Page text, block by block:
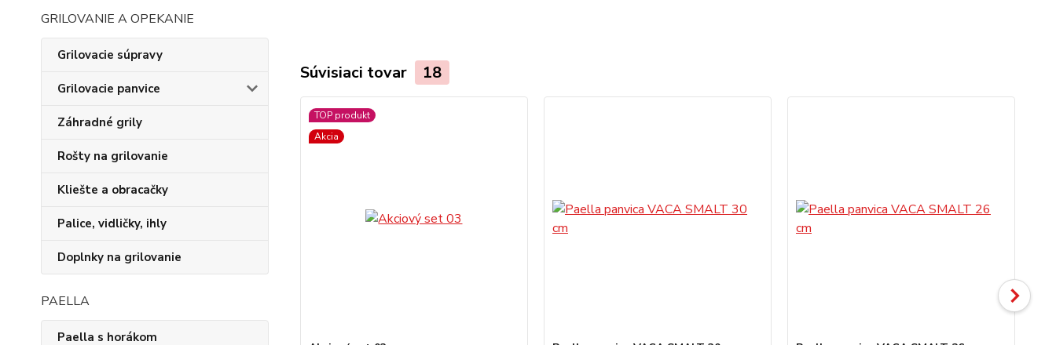
GRILOVANIE A OPEKANIE
Grilovacie súpravy
Grilovacie panvice
Záhradné grily
Rošty na grilovanie
Kliešte a obracačky
Palice, vidličky, ihly
Doplnky na grilovanie
PAELLA
Paella s horákom
Súvisiaci tovar 18
TOP produkt
Akcia